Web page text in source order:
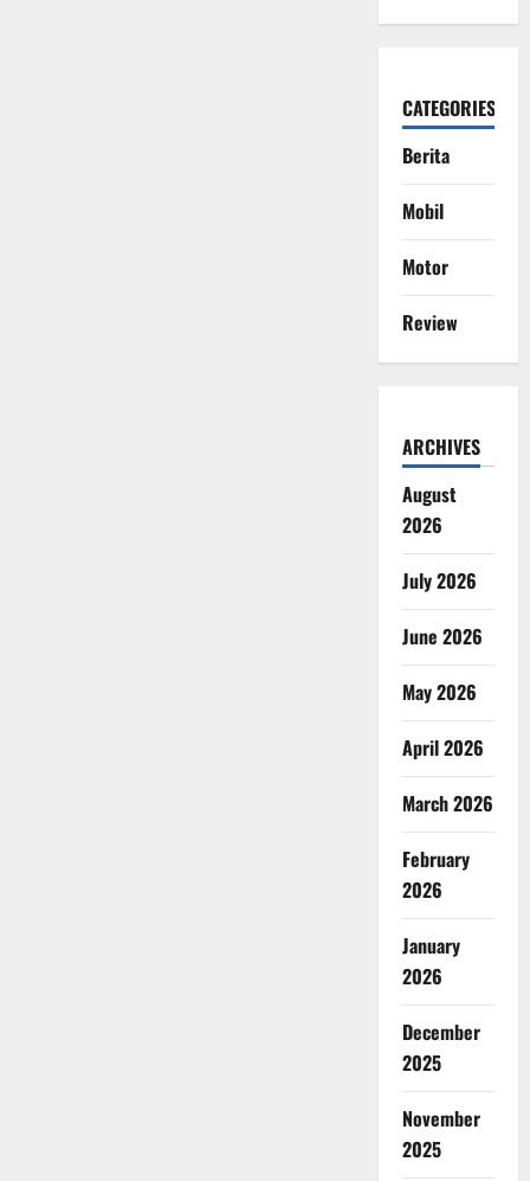
CATEGORIES
Berita
Mobil
Motor
Review
ARCHIVES
August
2026
July 2026
June 2026
May 2026
April 2026
March 2026
February
2026
January
2026
December
2025
November
2025